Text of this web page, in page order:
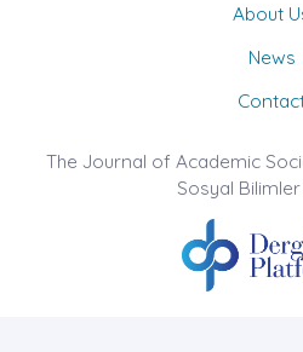
About
News
The Journal of Academic
Sosyal